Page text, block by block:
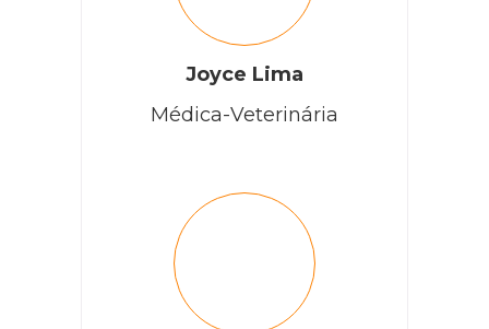
Joyce Lima
Médica-Veterinária